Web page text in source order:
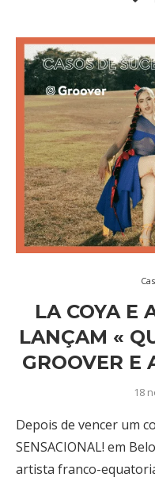
LA COYA E
LANÇAM «
GROOVER E
18
Depois de vencer um
SENSACIONAL! em
artista franco-